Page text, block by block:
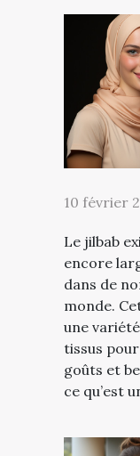
10 février
Le jilbab
encore
dans de
monde.
une
tissus
goûts et
ce qu’est